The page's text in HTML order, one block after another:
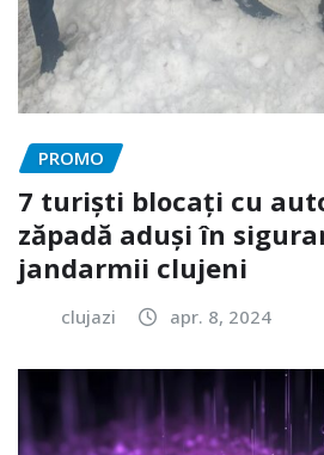
PROMO
7 turiști blocați cu
zăpadă aduși în
jandarmii clujeni
clujazi apr. 8, 2024